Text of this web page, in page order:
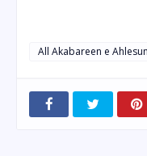
All Akabareen e